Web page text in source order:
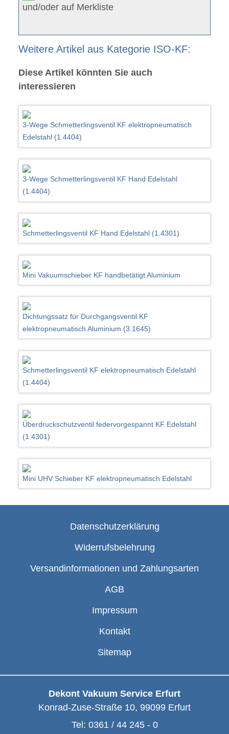
und/oder auf Merkliste
Weitere Artikel aus Kategorie ISO-KF:
Diese Artikel könnten Sie auch
interessieren
3-Wege Schmetterlingsventil KF elektropneumatisch
Edelstahl (1.4404)
3-Wege Schmetterlingsventil KF Hand Edelstahl
(1.4404)
Schmetterlingsventil KF Hand Edelstahl (1.4301)
Mini Vakuumschieber KF handbetätigt Aluminium
Dichtungssatz für Durchgangsventil KF
elektropneumatisch Aluminium (3.1645)
Schmetterlingsventil KF elektropneumatisch Edelstahl
(1.4404)
Überdruckschutzventil federvorgespannt KF Edelstahl
(1.4301)
Mini UHV Schieber KF elektropneumatisch Edelstahl
Datenschutzerklärung
Widerrufsbelehrung
Versandinformationen und Zahlungsarten
AGB
Impressum
Kontakt
Sitemap
Dekont Vakuum Service Erfurt
Konrad-Zuse-Straße 10, 99099 Erfurt
Tel: 0361 / 44 245 - 0